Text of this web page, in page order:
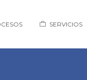
SERVICIOS